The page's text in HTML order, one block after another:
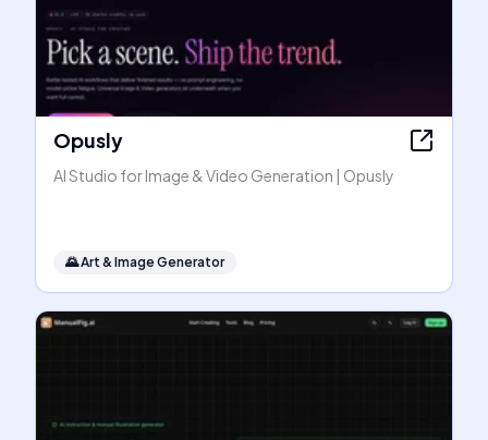
Opusly
AI Studio for Image & Video Generation | Opusly
🌄Art & Image Generator